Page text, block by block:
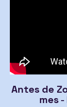
Antes de
mes-